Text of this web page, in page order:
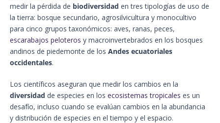
medir la pérdida de biodiversidad en tres tipologías de uso de
la tierra: bosque secundario, agrosilvicultura y monocultivo
para cinco grupos taxonómicos: aves, ranas, peces,
escarabajos peloteros y macroinvertebrados en los bosques
andinos de piedemonte de los Andes ecuatoriales
occidentales.
Los científicos aseguran que medir los cambios en la
diversidad de especies en los ecosistemas tropicales es un
desafío, incluso cuando se evalúan cambios en la abundancia
y distribución de especies en el tiempo y el espacio.